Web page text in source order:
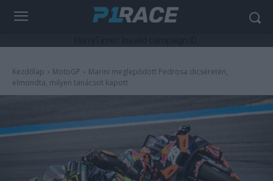
Kezdőlap MotoGP
Marini meglepődött Pedrosa dicséretén,
elmondta, milyen tanácsot kapott